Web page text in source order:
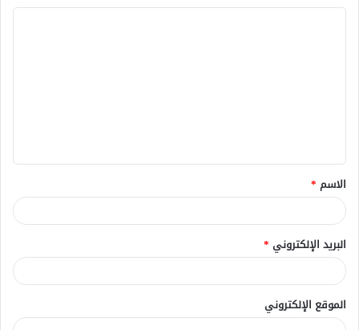
ق
*
الاسم *
البريد الإلكتروني *
الموقع الإلكتروني